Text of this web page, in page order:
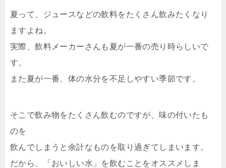
夏って、ジュースなどの飲料をたくさん飲みたくなり
ますよね。
実際、飲料メーカーさんも夏が一番の売り時らしいで
す。
また夏が一番、体の水分を不足しやすい季節です。
そこで飲み物をたくさん飲むのですが、味の付いたも
のを
飲んでしまうと余計なものを取り過ぎてしまいます。
だから、「おいしい水」を飲むことをオススメしま